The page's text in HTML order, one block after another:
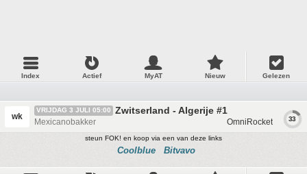
Index Actief MyAT Nieuw Gelezen
wk
VRIJDAG 3 JULI 05:00 Zwitserland - Algerije #1
Mexicanobakker OmniRocket 33
steun FOK! en koop via een van deze links
Coolblue Bitvavo